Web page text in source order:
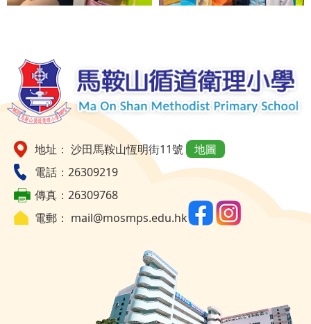
地址： 沙田馬鞍山恆明街11號
地圖
電話：26309219
傳真：26309768
電郵： mail@mosmps.edu.hk